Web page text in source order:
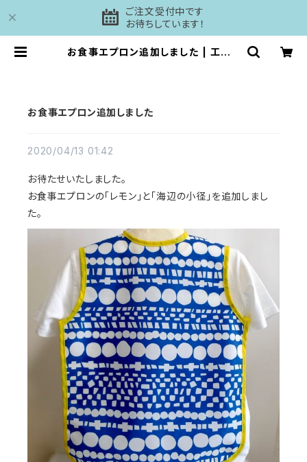
ご注文受付中です
お待ちしています！
お食事エプロン追加しました | 工房D
お食事エプロン追加しました
2020/04/13 01:42
お待たせいたしました。
お食事エプロンの「レモン」と「海辺の小径」を追加しまし
た。